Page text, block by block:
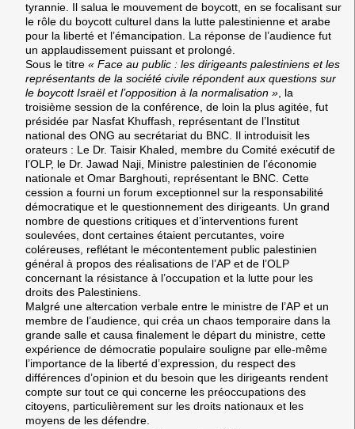
tyrannie. Il salua le mouvement de boycott, en se focalisant sur
le rôle du boycott culturel dans la lutte palestinienne et arabe
pour la liberté et l’émancipation. La réponse de l’audience fut
un applaudissement puissant et prolongé.
Sous le titre « Face au public : les dirigeants palestiniens et les
représentants de la société civile répondent aux questions sur
le boycott Israël et l’opposition à la normalisation » , la
troisième session de la conférence, de loin la plus agitée, fut
présidée par Nasfat Khuffash , représentant de l’Institut
national des ONG au secrétariat du BNC. Il introduisit les
orateurs : Le Dr. Taisir Khaled , membre du Comité exécutif de
l’OLP, le Dr. Jawad Naji , Ministre palestinien de l’économie
nationale et Omar Barghouti , représentant le BNC. Cette
cession a fourni un forum exceptionnel sur la responsabilité
démocratique et le questionnement des dirigeants. Un grand
nombre de questions critiques et d’interventions furent
soulevées, dont certaines étaient percutantes, voire
coléreuses, reflétant le mécontentement public palestinien
général à propos des réalisations de l’AP et de l’OLP
concernant la résistance à l’occupation et la lutte pour les
droits des Palestiniens.
Malgré une altercation verbale entre le ministre de l’AP et un
membre de l’audience, qui créa un chaos temporaire dans la
grande salle et causa finalement le départ du ministre, cette
expérience de démocratie populaire souligne par elle-même
l’importance de la liberté d’expression, du respect des
différences d’opinion et du besoin que les dirigeants rendent
compte sur tout ce qui concerne les préoccupations des
citoyens, particulièrement sur les droits nationaux et les
moyens de les défendre.